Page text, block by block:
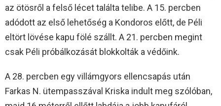
az ötösről a felső lécet találta telibe. A 15. percben
adódott az első lehetőség a Kondoros előtt, de Péli
eltört lövése kapu fölé szállt. A 21. percben megint
csak Péli próbálkozását blokkolták a védőink.
A 28. percben egy villámgyors ellencsapás után
Farkas N. ütempasszával Kriska indult meg szólóban,